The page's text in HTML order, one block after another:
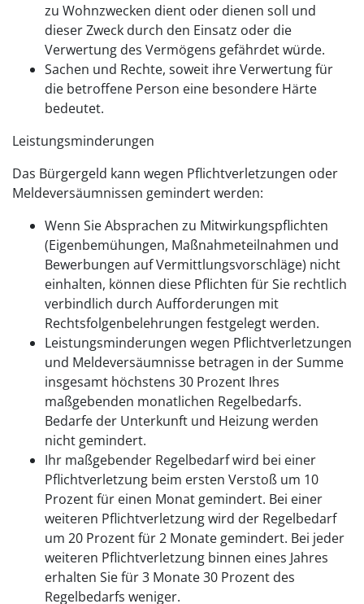
zu Wohnzwecken dient oder dienen soll und
dieser Zweck durch den Einsatz oder die
Verwertung des Vermögens gefährdet würde.
Sachen und Rechte, soweit ihre Verwertung für
die betroffene Person eine besondere Härte
bedeutet.
Leistungsminderungen
Das Bürgergeld kann wegen Pflichtverletzungen oder
Meldeversäumnissen gemindert werden:
Wenn Sie Absprachen zu Mitwirkungspflichten
(Eigenbemühungen, Maßnahmeteilnahmen und
Bewerbungen auf Vermittlungsvorschläge) nicht
einhalten, können diese Pflichten für Sie rechtlich
verbindlich durch Aufforderungen mit
Rechtsfolgenbelehrungen festgelegt werden.
Leistungsminderungen wegen Pflichtverletzungen
und Meldeversäumnisse betragen in der Summe
insgesamt höchstens 30 Prozent Ihres
maßgebenden monatlichen Regelbedarfs.
Bedarfe der Unterkunft und Heizung werden
nicht gemindert.
Ihr maßgebender Regelbedarf wird bei einer
Pflichtverletzung beim ersten Verstoß um 10
Prozent für einen Monat gemindert. Bei einer
weiteren Pflichtverletzung wird der Regelbedarf
um 20 Prozent für 2 Monate gemindert. Bei jeder
weiteren Pflichtverletzung binnen eines Jahres
erhalten Sie für 3 Monate 30 Prozent des
Regelbedarfs weniger.